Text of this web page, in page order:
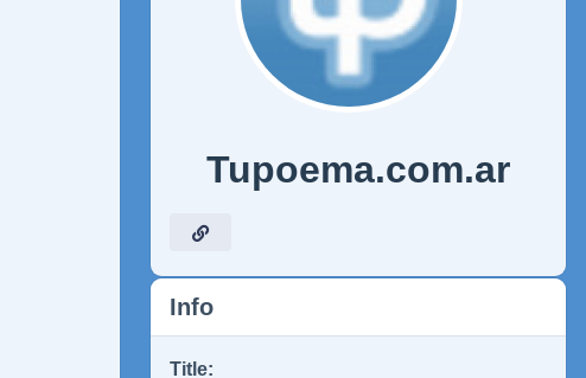
Tupoema.com.ar
Info
Title: